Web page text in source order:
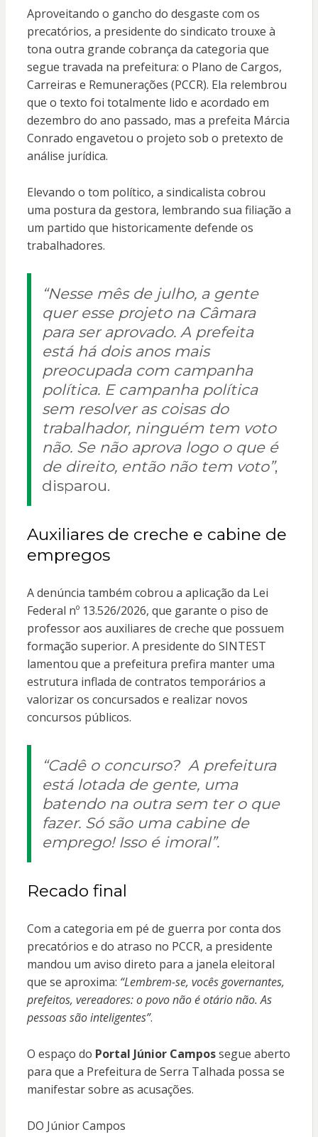
Aproveitando o gancho do desgaste com os
precatórios, a presidente do sindicato trouxe à
tona outra grande cobrança da categoria que
segue travada na prefeitura: o Plano de Cargos,
Carreiras e Remunerações (PCCR). Ela relembrou
que o texto foi totalmente lido e acordado em
dezembro do ano passado, mas a prefeita Márcia
Conrado engavetou o projeto sob o pretexto de
análise jurídica.
Elevando o tom político, a sindicalista cobrou
uma postura da gestora, lembrando sua filiação a
um partido que historicamente defende os
trabalhadores.
“Nesse mês de julho, a gente
quer esse projeto na Câmara
para ser aprovado. A prefeita
está há dois anos mais
preocupada com campanha
política. E campanha política
sem resolver as coisas do
trabalhador, ninguém tem voto
não. Se não aprova logo o que é
de direito, então não tem voto”,
disparou.
Auxiliares de creche e cabine de
empregos
A denúncia também cobrou a aplicação da Lei
Federal nº 13.526/2026, que garante o piso de
professor aos auxiliares de creche que possuem
formação superior. A presidente do SINTEST
lamentou que a prefeitura prefira manter uma
estrutura inflada de contratos temporários a
valorizar os concursados e realizar novos
concursos públicos.
“Cadê o concurso? A prefeitura
está lotada de gente, uma
batendo na outra sem ter o que
fazer. Só são uma cabine de
emprego! Isso é imoral”.
Recado final
Com a categoria em pé de guerra por conta dos
precatórios e do atraso no PCCR, a presidente
mandou um aviso direto para a janela eleitoral
que se aproxima: “Lembrem-se, vocês governantes,
prefeitos, vereadores: o povo não é otário não. As
pessoas são inteligentes”.
O espaço do Portal Júnior Campossegue aberto
para que a Prefeitura de Serra Talhada possa se
manifestar sobre as acusações.
DO Júnior Campos